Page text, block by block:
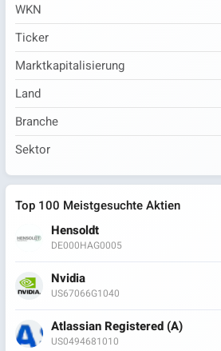
WKN
Ticker
Marktkapitalisierung
Land
Branche
Sektor
Top 100 Meistgesuchte Aktien
Hensoldt
DE000HAG0005
Nvidia
US67066G1040
Atlassian Registered (A)
US0494681010